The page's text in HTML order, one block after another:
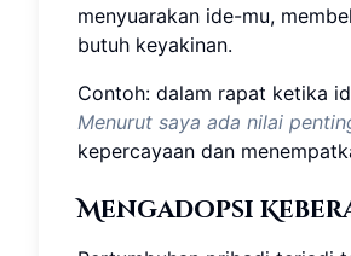
menyuarakan ide-mu,
butuh keyakinan.
Contoh: dalam rapat ketika
Menurut saya ada nilai
kepercayaan dan
Mengadopsi